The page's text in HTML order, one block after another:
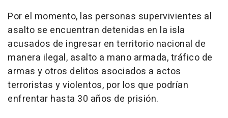
Por el momento, las personas supervivientes al
asalto se encuentran detenidas en la isla
acusados de ingresar en territorio nacional de
manera ilegal, asalto a mano armada, tráfico de
armas y otros delitos asociados a actos
terroristas y violentos, por los que podrían
enfrentar hasta 30 años de prisión.